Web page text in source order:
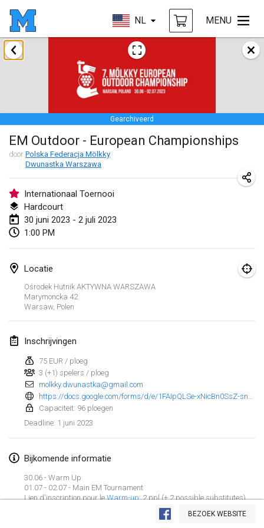
NL MENU
Weergave lijst
Gearchiveerd
EM Outdoor - European Championships
door Polska Federacja Mölkky
Dwunastka Warszawa
Internationaal Toernooi
Hardcourt
30 juni 2023 - 2 juli 2023
1:00 PM
Locatie
Ośrodek Hutnik AKTYWNA WARSZAWA
Marymoncka 42
Warsaw, Polen
Inschrijvingen
75 EUR / ploeg
3 (+1) spelers / ploeg
molkky.dwunastka@gmail.com
Capaciteit: 96 ploegen
Deadline: 1 juni 2023
Bijkomende informatie
30.06 - Warm Up
01.07 - 02.07 - Main EM Tournament
Lien d'inscription pour leWarm-up: 2 ppl (+ 2 possible substitutes)
BEZOEK WEBSITE
januari 2023
LE Tournoi de Noël
14 jan. 2023|Frankrijk
Indoor Polish Championship - Halowe Mistrzostwa Polski w Mölkky
14 jan. 2023 Polen
Tournoi Mixte ASPTTOM
21 jan. 2023|Frankrijk
Tournoi de Mölkky - Lesfous Dubâtonvaigeois
28 jan. 2023|Frankrijk
US Mölkky Winter
29 jan. 2023
februari 2023
Open Grégorien
4 feb. 2023
SingeliDuppeli
4 feb. 2023 Finland
SM HalliMölkky - Finnish Championship
11 feb. 2023|Finland
18 feb. 2023|Frankrijk
Faschings-Mölkky